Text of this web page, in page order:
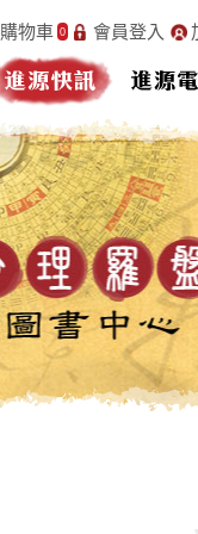
購物車 0 會員登入
進源快訊 進源